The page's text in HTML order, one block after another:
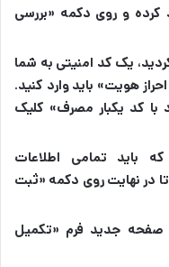
کرده و روی دکمه «بررسی
یک کد امنیتی به شما
هویت» باید وارد کنید.
با کد یکبار مصرف» کلیک
باید تمامی اطلاعات
در نهایت روی دکمه «ثبت
صفحه جدید فرم «تکمیل